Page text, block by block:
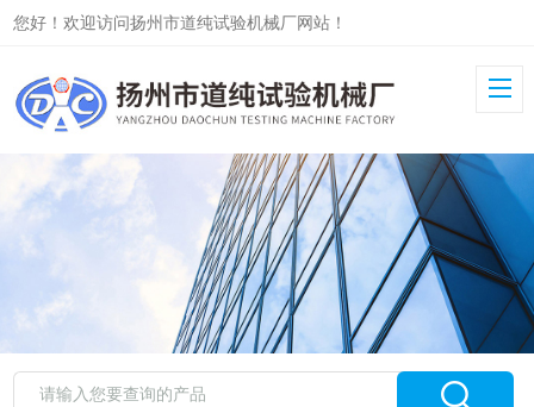
您好！欢迎访问扬州市道纯试验机械厂网站！